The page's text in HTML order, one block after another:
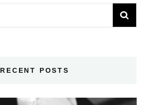
RECENT POSTS